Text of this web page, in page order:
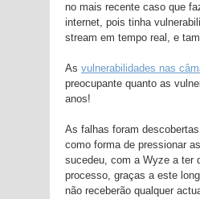
no mais recente caso que
internet, pois tinha
stream em tempo real, e
As vulnerabilidades nas
preocupante quanto as
anos!
As falhas foram
como forma de pressionar
sucedeu, com a Wyze a ter
processo, graças a este
não receberão qualquer